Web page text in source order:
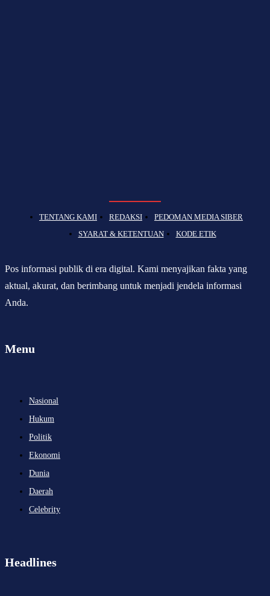
TENTANG KAMI REDAKSI
PEDOMAN MEDIA SIBER
SYARAT & KETENTUAN
KODE ETIK
Pos informasi publik di era digital. Kami menyajikan fakta yang
aktual, akurat, dan berimbang untuk menjadi jendela informasi
Anda.
Menu
Nasional
Hukum
Politik
Ekonomi
Dunia
Daerah
Celebrity
Headlines